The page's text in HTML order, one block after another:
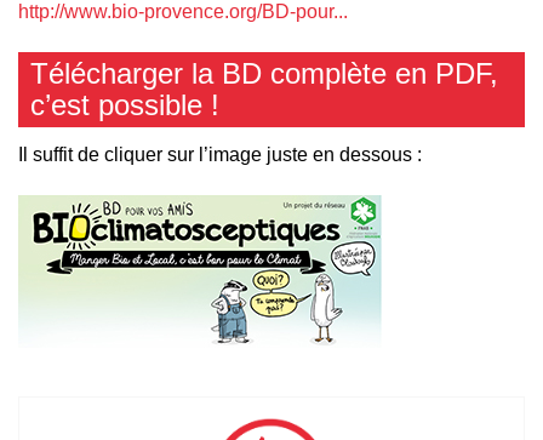
http://www.bio-provence.org/BD-pour...
Télécharger la BD complète en PDF,
c’est possible !
Il suffit de cliquer sur l’image juste en dessous :